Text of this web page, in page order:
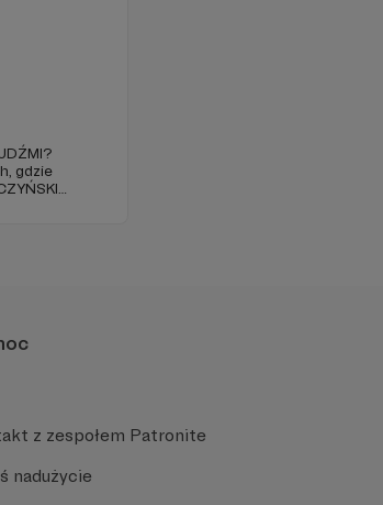
gdzie
z zespołem Patronite
nadużycie